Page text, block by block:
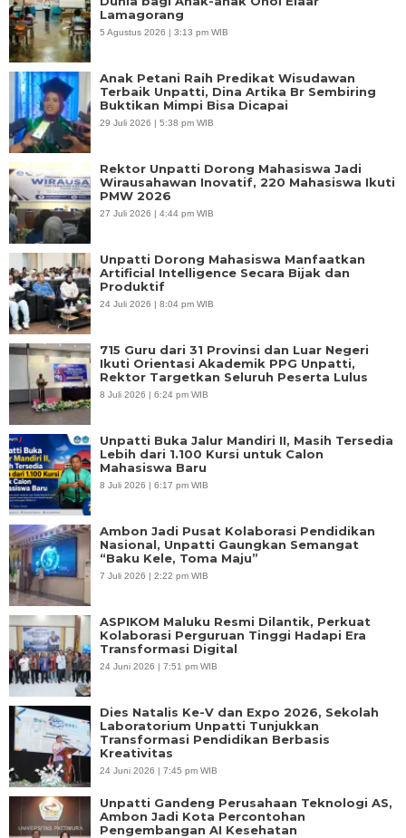
Lamagorang
5 Agustus 2026 | 3:13 pm WIB
Anak Petani Raih Predikat Wisudawan
Terbaik Unpatti, Dina Artika Br Sembiring
Buktikan Mimpi Bisa Dicapai
29 Juli 2026 | 5:38 pm WIB
Rektor Unpatti Dorong Mahasiswa Jadi
Wirausahawan Inovatif, 220 Mahasiswa Ikuti
PMW 2026
27 Juli 2026 | 4:44 pm WIB
Unpatti Dorong Mahasiswa Manfaatkan
Artificial Intelligence Secara Bijak dan
Produktif
24 Juli 2026 | 8:04 pm WIB
715 Guru dari 31 Provinsi dan Luar Negeri
Ikuti Orientasi Akademik PPG Unpatti,
Rektor Targetkan Seluruh Peserta Lulus
8 Juli 2026 | 6:24 pm WIB
Unpatti Buka Jalur Mandiri II, Masih Tersedia
Lebih dari 1.100 Kursi untuk Calon
Mahasiswa Baru
8 Juli 2026 | 6:17 pm WIB
Ambon Jadi Pusat Kolaborasi Pendidikan
Nasional, Unpatti Gaungkan Semangat
“Baku Kele, Toma Maju”
7 Juli 2026 | 2:22 pm WIB
ASPIKOM Maluku Resmi Dilantik, Perkuat
Kolaborasi Perguruan Tinggi Hadapi Era
Transformasi Digital
24 Juni 2026 | 7:51 pm WIB
Dies Natalis Ke-V dan Expo 2026, Sekolah
Laboratorium Unpatti Tunjukkan
Transformasi Pendidikan Berbasis
Kreativitas
24 Juni 2026 | 7:45 pm WIB
Unpatti Gandeng Perusahaan Teknologi AS,
Ambon Jadi Kota Percontohan
Pengembangan AI Kesehatan